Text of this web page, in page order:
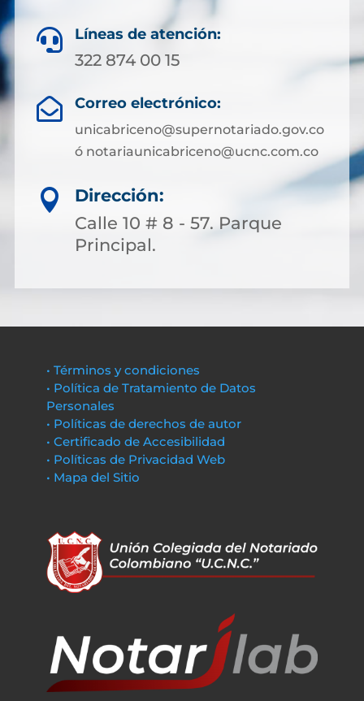
 Líneas de atención:
322 874 00 15
 Correo electrónico:
unicabriceno@supernotariado.gov.co
ó notariaunicabriceno@ucnc.com.co

Dirección:
Calle 10 # 8 - 57. Parque
Principal.
• Términos y condiciones
• Política de Tratamiento de Datos
Personales
• Políticas de derechos de autor
• Certificado de Accesibilidad
• Políticas de Privacidad Web
• Mapa del Sitio